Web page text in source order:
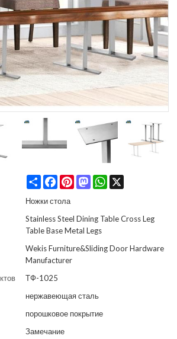
Share FacebookPinterestMastodonWhatsApp
Ножки стола
Stainless Steel Dining Table Cross Leg
Table Base Metal Legs
Wekis Furniture&Sliding Door Hardware
Manufacturer
ТФ-1025
нержавеющая сталь
порошковое покрытие
Замечание